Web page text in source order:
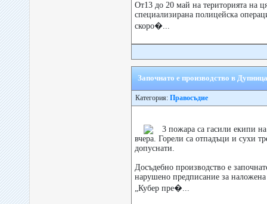
От13 до 20 май на територията на
специализирана полицейска
скоро�...
Започнато е производство в
Категория: Правосъдие
3 пожара са гасили екипи
вчера. Горели са отпадъци и сухи
допуснати.
Досъдебно производство е
нарушено предписание за
„Кубер пре�...